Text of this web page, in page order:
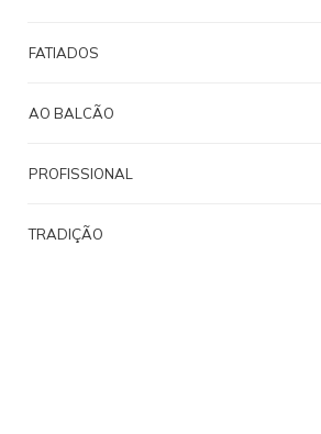
FATIADOS
AO BALCÃO
PROFISSIONAL
TRADIÇÃO